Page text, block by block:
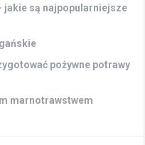
jakie są najpopularniejsze
pożywne potrawy
marnotrawstwem